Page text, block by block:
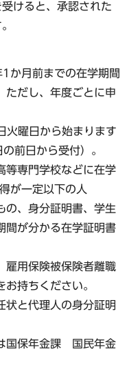
けると、承認された
か月前までの在学期間
ただし、年度ごとに申
火曜日から始まります
前日から受付）。
等専門学校などに在学
が一定以下の人
の、身分証明書、学生
間が分かる在学証明書
雇用保険被保険者離職
持ちください。
と代理人の身分証明
国保年金課 国民年金